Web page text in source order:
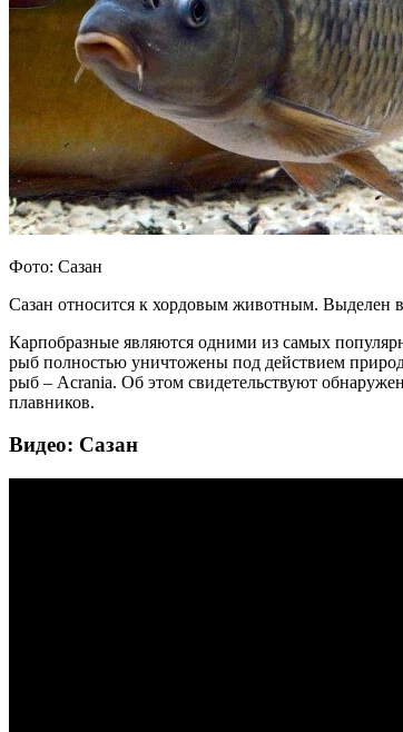
Фото: Сазан
Сазан относится к хордовым животным. Выделен
Карпобразные являются одними из самых
рыб полностью уничтожены под действием
рыб – Acrania. Об этом свидетельствуют
плавников.
Видео: Сазан